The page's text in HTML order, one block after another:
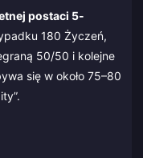
postaci 5-
180 Życzeń,
50/50 i kolejne
się w około 75–80